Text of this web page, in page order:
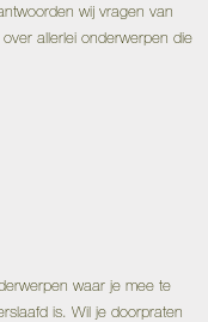
wij vragen van
allerlei onderwerpen die
waar je mee te
is. Wil je doorpraten